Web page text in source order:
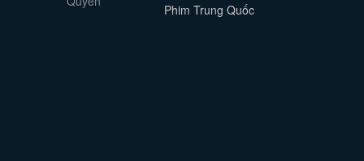
Phim Trung Quốc